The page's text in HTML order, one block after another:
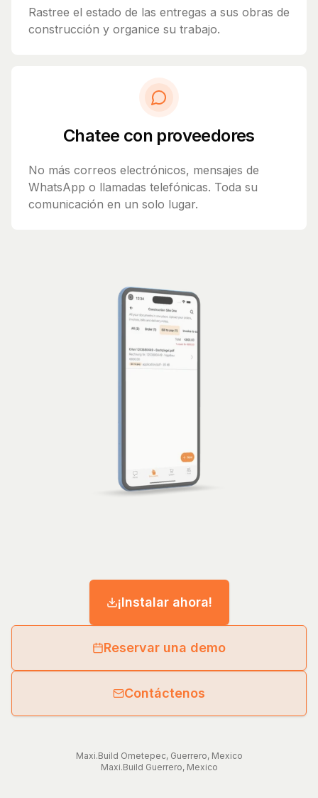
Rastree el estado de las entregas a sus obras de
construcción y organice su trabajo.
Chatee con proveedores
No más correos electrónicos, mensajes de
WhatsApp o llamadas telefónicas. Toda su
comunicación en un solo lugar.
¡Instalar ahora!
Reservar una demo
Contáctenos
Maxi.Build Ometepec, Guerrero, Mexico
Maxi.Build Guerrero, Mexico